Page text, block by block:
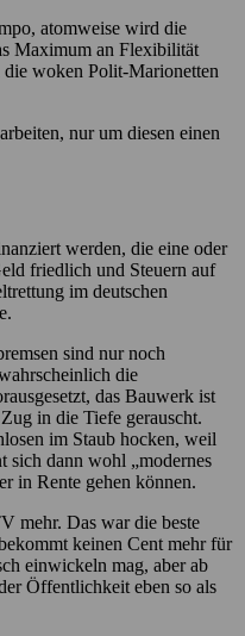
atomweise wird die
Maximum an Flexibilität
woken Polit-Marionetten
nur um diesen einen
werden, die eine oder
friedlich und Steuern auf
im deutschen
sind nur noch
die
das Bauwerk ist
in die Tiefe gerauscht.
im Staub hocken, weil
sich dann wohl „modernes
in Rente gehen können.
mehr. Das war die beste
keinen Cent mehr für
einwickeln mag, aber ab
Öffentlichkeit eben so als